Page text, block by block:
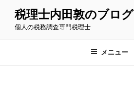
税理士内田敦のブログ
個人の税務調査専門税理士
メニュー